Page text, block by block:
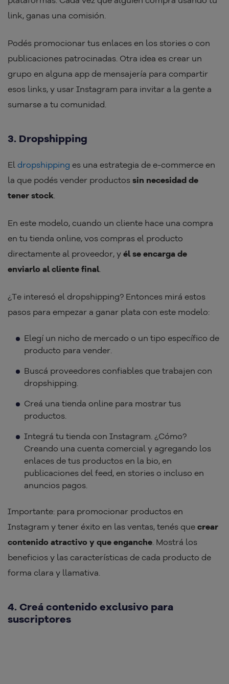
link, ganas una comisión.
Podés promocionar tus enlaces en los stories o con
publicaciones patrocinadas. Otra idea es crear un
grupo en alguna app de mensajería para compartir
esos links, y usar Instagram para invitar a la gente a
sumarse a tu comunidad.
3. Dropshipping
El dropshipping es una estrategia de e-commerce en
la que podés vender productos sin necesidad de
tener stock.
En este modelo, cuando un cliente hace una compra
en tu tienda online, vos compras el producto
directamente al proveedor, y él se encarga de
enviarlo al cliente final.
¿Te interesó el dropshipping? Entonces mirá estos
pasos para empezar a ganar plata con este modelo:
Elegí un nicho de mercado o un tipo específico de
producto para vender.
Buscá proveedores confiables que trabajen con
dropshipping.
Creá una tienda online para mostrar tus
productos.
Integrá tu tienda con Instagram. ¿Cómo?
Creando una cuenta comercial y agregando los
enlaces de tus productos en la bio, en
publicaciones del feed, en stories o incluso en
anuncios pagos.
Importante: para promocionar productos en
Instagram y tener éxito en las ventas, tenés que crear
contenido atractivo y que enganche. Mostrá los
beneficios y las características de cada producto de
forma clara y llamativa.
4. Creá contenido exclusivo para
suscriptores